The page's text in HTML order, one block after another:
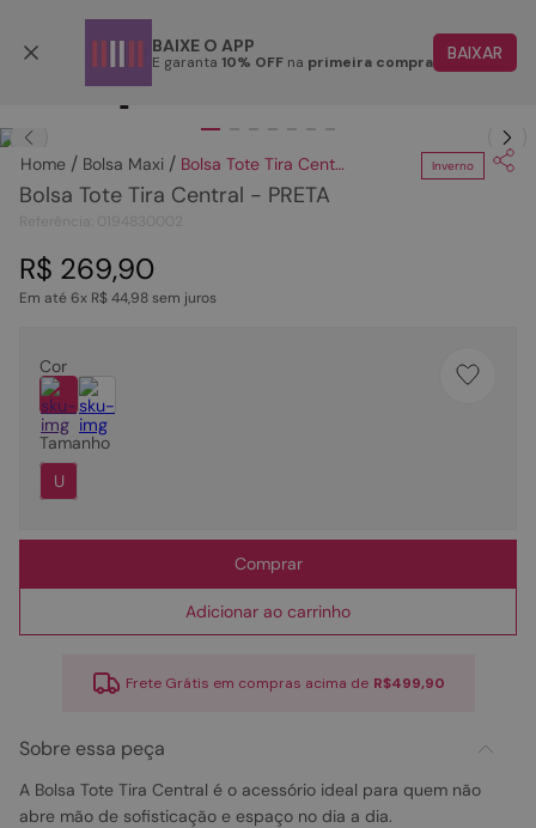
BAIXE O APP
E garanta 10% OFF na primeira compra BAIXAR
Bolsa Maxi Bolsa Tote Tira Central - PRETA Inverno
Bolsa Tote Tira Central - PRETA
R$ 269,90
Em até6x R$44,98sem juros
Cor
Tamanho
U
Comprar
Adicionar ao carrinho
Frete Grátis em compras acima de R$499,90
Sobre essa peça
A Bolsa Tote Tira Central é o acessório ideal para quem não
abre mão de sofisticação e espaço no dia a dia.
1
2º
tenis
4º
rasteira
5º
sandalia
bolsa
sapatilha
couro